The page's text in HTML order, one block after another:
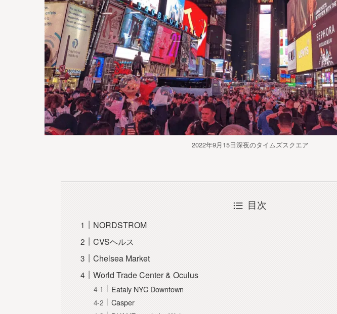
2022年9月15日深夜のタイムズスクエア
目次
NORDSTROM
CVSヘルス
Chelsea Market
World Trade Center & Oculus
Eataly NYC Downtown
Casper